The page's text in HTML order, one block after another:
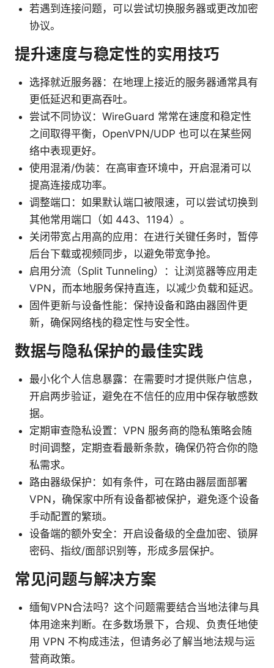
若遇到连接问题，可以尝试切换服务器或更改加密
协议。
提升速度与稳定性的实用技巧
选择就近服务器：在地理上接近的服务器通常具有
更低延迟和更高吞吐。
尝试不同协议：WireGuard 常常在速度和稳定性
之间取得平衡，OpenVPN/UDP 也可以在某些网
络中表现更好。
使用混淆/伪装：在高审查环境中，开启混淆可以
提高连接成功率。
调整端口：如果默认端口被限速，可以尝试切换到
其他常用端口（如 443、1194）。
关闭带宽占用高的应用：在进行关键任务时，暂停
后台下载或视频同步，以避免带宽争抢。
启用分流（Split Tunneling）：让浏览器等应用走
VPN，而本地服务保持直连，以减少负载和延迟。
固件更新与设备性能：保持设备和路由器固件更
新，确保网络栈的稳定性与安全性。
数据与隐私保护的最佳实践
最小化个人信息暴露：在需要时才提供账户信息，
开启两步验证，避免在不信任的应用中保存敏感数
据。
定期审查隐私设置：VPN 服务商的隐私策略会随
时间调整，定期查看最新条款，确保仍符合你的隐
私需求。
路由器级保护：如有条件，可在路由器层面部署
VPN，确保家中所有设备都被保护，避免逐个设备
手动配置的繁琐。
设备端的额外安全：开启设备级的全盘加密、锁屏
密码、指纹/面部识别等，形成多层保护。
常见问题与解决方案
缅甸VPN合法吗？这个问题需要结合当地法律与具
体用途来判断。在多数场景下，合规、负责任地使
用 VPN 不构成违法，但请务必了解当地法规与运
营商政策。